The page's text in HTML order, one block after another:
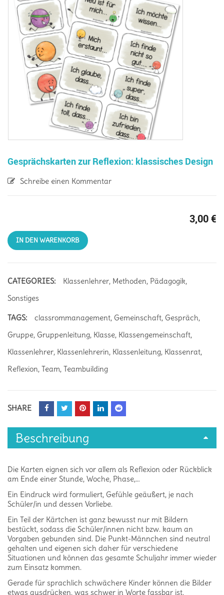
Gesprächskarten zur Reflexion: klassisches Design
Schreibe einen Kommentar
3,00€
IN DEN WARENKORB
CATEGORIES: Klassenlehrer, Methoden, Pädagogik,
Sonstiges
TAGS: classrommanagement, Gemeinschaft, Gespräch,
Gruppe, Gruppenleitung, Klasse, Klassengemeinschaft,
Klassenlehrer, Klassenlehrerin, Klassenleitung, Klassenrat,
Reflexion, Team, Teambuilding
SHARE
Beschreibung
Die Karten eignen sich vor allem als Reflexion oder Rückblick
am Ende einer Stunde, Woche, Phase,…
Ein Eindruck wird formuliert, Gefühle geäußert, je nach
Schüler/in und dessen Vorliebe.
Ein Teil der Kärtchen ist ganz bewusst nur mit Bildern
bestückt, sodass die Schüler/innen nicht bzw. kaum an
Vorgaben gebunden sind. Die Punkt-Männchen sind neutral
gehalten und eigenen sich daher für verschiedene
Situationen und können das gesamte Schuljahr immer wieder
zum Einsatz kommen.
Gerade für sprachlich schwächere Kinder können die Bilder
etwas ausdrücken, was schwer in Worte fassbar ist.